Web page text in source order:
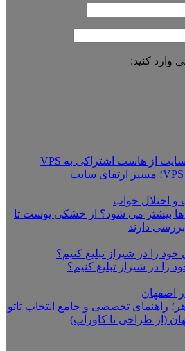
وارد کنید:
بیشتر می شود؟ از خشکی پوست تا
دارند
را در شیراز تبلیغ کنیم؟
راهنمای تخصصی و جامع انتخاب تاتو
(از طراحی تا کاورآپ)